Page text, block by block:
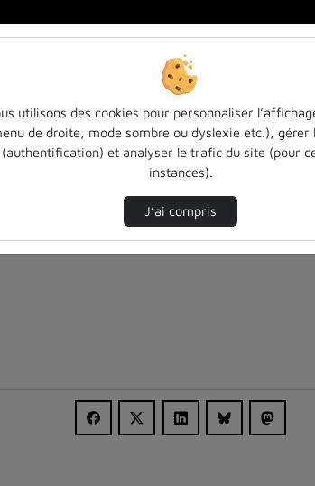
utilisons des cookies pour personnaliser
de droite, mode sombre ou dyslexie etc.), gérer
(authentification) et analyser le trafic du site (pour
instances).
J’ai compris